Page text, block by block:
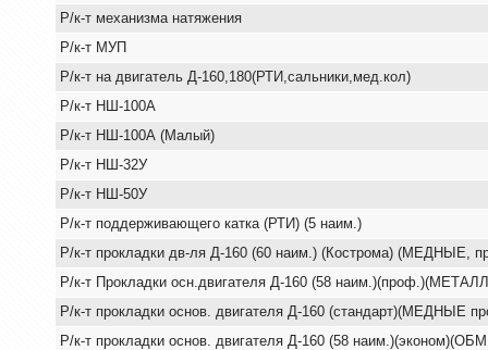
Р/к-т механизма натяжения
Р/к-т МУП
Р/к-т на двигатель Д-160,180(РТИ,сальники,мед.кол)
Р/к-т НШ-100А
Р/к-т НШ-100А (Малый)
Р/к-т НШ-32У
Р/к-т НШ-50У
Р/к-т поддерживающего катка (РТИ) (5 наим.)
Р/к-т прокладки дв-ля Д-160 (60 наим.) (Кострома) (МЕДНЫЕ,
Р/к-т Прокладки осн.двигателя Д-160 (58
Р/к-т прокладки основ. двигателя Д-160 (стандарт)(МЕДНЫЕ
Р/к-т прокладки основ. двигателя Д-160 (58